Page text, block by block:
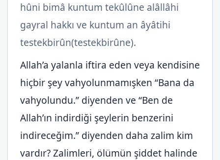
hûni bimâ kuntum tekûlûne alâllâhi
gayral hakkı ve kuntum an âyâtihi
testekbirûn(testekbirûne).
Allah’a yalanla iftira eden veya kendisine
hiçbir şey vahyolunmamışken “Bana da
vahyolundu.” diyenden ve “Ben de
Allah’ın indirdiği şeylerin benzerini
indireceğim.” diyenden daha zalim kim
vardır? Zalimleri, ölümün şiddet halinde